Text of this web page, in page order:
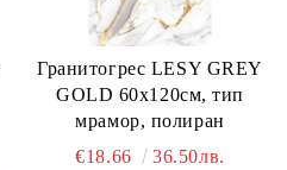
Гранитогрес LESY GREY
GOLD 60х120см, тип
мрамор, полиран
€18.66
36.50лв.